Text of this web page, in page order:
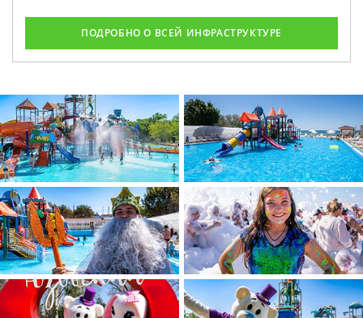
ПОДРОБНО О ВСЕЙ ИНФРАСТРУКТУРЕ